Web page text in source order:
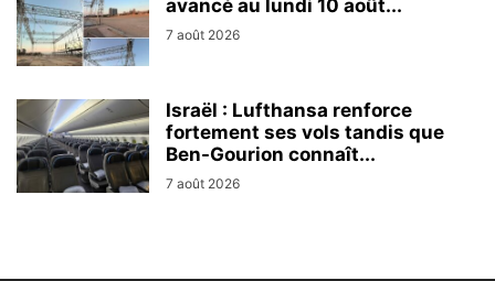
avancé au lundi 10 août...
7 août 2026
Israël : Lufthansa renforce
fortement ses vols tandis que
Ben-Gourion connaît...
7 août 2026